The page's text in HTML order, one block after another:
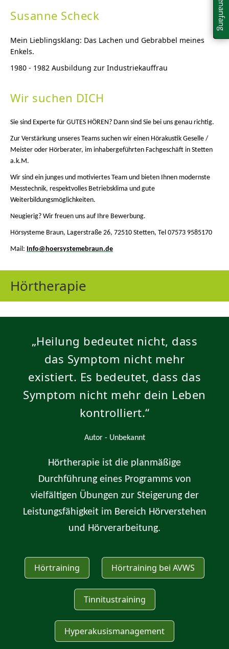
Susanne Scheck
Mein Lieblingsklang: Das Lachen und Gebrabbel meines
Enkels.
1980 - 1982 Ausbildung zur Industriekauffrau
Wir suchen DICH
Sie sind Experte für GUTES HÖREN? Dann sind Sie bei uns genau richtig.
Zur Verstärkung unseres Teams suchen wir einen Hörakustik Geselle /
Meister oder Hörberater, im inhabergeführten Fachgeschäft in Stetten
a.k.M.
Wir sind ein junges und motiviertes Team und bieten Ihnen modernste
Messtechnik, respektvolles Betriebsklima und gute
Weiterbildungsmöglichkeiten.
Neugierig? Wir freuen uns auf Ihre Bewerbung.
Hörsysteme Braun, Lagerstraße 26, 72510 Stetten, Tel 07573 9585170
Mail: Info@hoersystemebraun.de
Hörtherapie
„Heilung bedeutet nicht, dass
das Symptom nicht mehr
existiert. Es bedeutet, dass das
Symptom nicht mehr dein Leben
kontrolliert.“
Autor - Unbekannt
Hörtherapie ist die planmäßige
Durchführung eines Programms von
vielfältigen Übungen zur Steigerung der
Leistungsfähigkeit im Bereich Hörverstehen
und Hörverarbeitung.
Hörtraining Hörtraining bei AVWS
Tinnitustraining
Hyperakusismanagement